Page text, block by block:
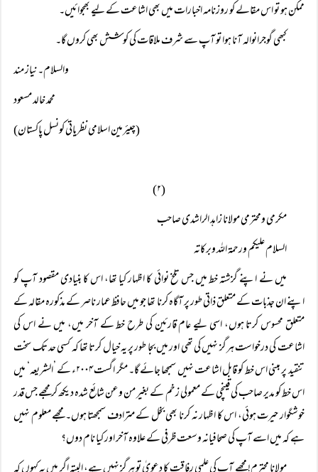
ممکن ہو تو اس مقالے کو روزنامہ اخبارات میں بھی اشاعت کے لیے بھجوائیں۔
کبھی گوجرانوالہ آنا ہوا تو آپ سے شرف ملاقات کی کوشش بھی کروں گا۔
والسلام۔نیاز مند
محمد خالد مسعود
(چیئرمین اسلامی نظریاتی کونسل پاکستان)
(۲)
مکرمی ومحترمی مولانا زاہد الراشدی صاحب
السلام علیکم ورحمۃ اللہ وبرکاتہ
میں نے اپنے گزشتہ خط میں جس تلخ نوائی کا اظہار کیا تھا، اس کا بنیادی مقصود آپ کو
اپنے ان جذبات کے متعلق ذاتی طور پر آگاہ کرنا تھا جو میں حافظ عمار ناصر کے مذکورہ مقالہ کے
متعلق محسوس کرتا ہوں، اسی لیے عام قارئین کی طرح خط کے آخر میں، میں نے اس کی
اشاعت کی درخواست ہرگز نہیں کی تھی اور میں بجا طور پر یہ خیال کرتا تھا کہ کسی حد تک سخت
تنقید پر مبنی اس خط کو قابل اشاعت نہیں سمجھا جائے گا۔ مگر اگست ۲۰۰۴ء کے ’الشریعہ‘ میں
اس خط کو مدیر صاحب کی قینچی کے معمولی زخم کے بغیر من وعن شائع شدہ دیکھ کر مجھے جس قدر
خوشگوار حیرت ہوئی، اس کا اظہار نہ کرنا بھی بخل کے مترادف سمجھتا ہوں۔ مجھے معلوم نہیں
ہے کہ میں اسے آپ کی صحافیانہ وسعت ظرفی کے علاوہ آخر اور کیا نام دوں؟